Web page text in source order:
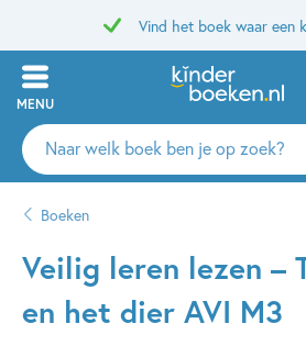
Vind het boek waar een
MENU
Zoeken
naar
auteurs
uitgevers
Boeken
Veilig leren lezen –
en het dier AVI M3